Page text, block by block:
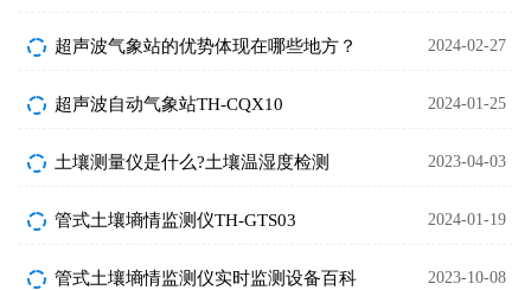
超声波气象站的优势体现在哪些地方？ 2024-02-27
超声波自动气象站TH-CQX10 2024-01-25
土壤测量仪是什么?土壤温湿度检测 2023-04-03
管式土壤墒情监测仪TH-GTS03 2024-01-19
管式土壤墒情监测仪实时监测设备百科 2023-10-08